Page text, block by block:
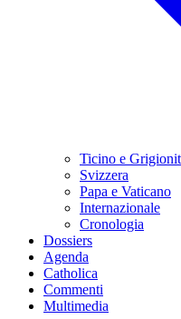
Ticino e
Svizzera
Papa e Vaticano
Internazionale
Cronologia
Dossiers
Agenda
Catholica
Commenti
Multimedia